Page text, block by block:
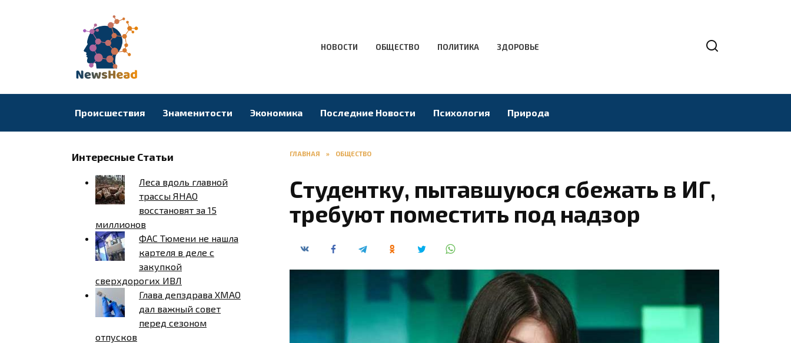
НОВОСТИ ОБЩЕСТВО ПОЛИТИКА ЗДОРОВЬЕ
Происшествия Знаменитости Экономика Последние Новости Психология Природа
ГЛАВНАЯ » ОБЩЕСТВО
Студентку, пытавшуюся сбежать в ИГ,
требуют поместить под надзор
Интересные Статьи
Леса вдоль главной
трассы ЯНАО
восстановят за 15
миллионов
ФАС Тюмени не нашла
картеля в деле с
закупкой
сверхдорогих ИВЛ
Глава депздрава ХМАО
дал важный совет
перед сезоном
отпусков